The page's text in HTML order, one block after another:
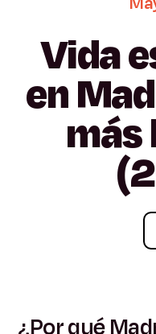
Vida
en
más
¿Por qué